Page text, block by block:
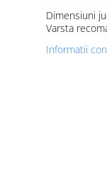
Dimensiuni
Varsta
Informatii